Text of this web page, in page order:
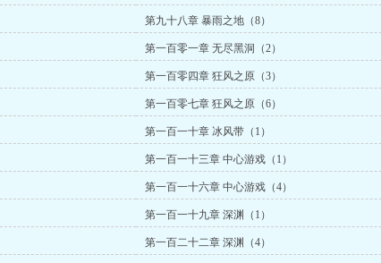
第九十八章 暴雨之地（8）
第一百零一章 无尽黑洞（2）
第一百零四章 狂风之原（3）
第一百零七章 狂风之原（6）
第一百一十章 冰风带（1）
第一百一十三章 中心游戏（1）
第一百一十六章 中心游戏（4）
第一百一十九章 深渊（1）
第一百二十二章 深渊（4）